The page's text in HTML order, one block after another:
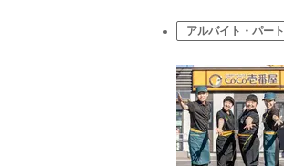
アルバイト・パート